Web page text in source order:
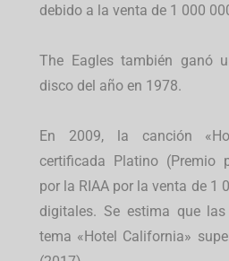
debido a la venta de 1 000
The Eagles también ganó
disco del año en 1978.
En 2009, la canción
certificada Platino (Premio
por la RIAA por la venta de 1
digitales. Se estima que
tema «Hotel California»